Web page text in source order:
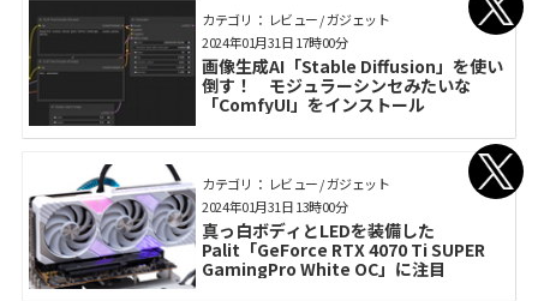
カテゴリ： レビュー / ガジェット
画像生成AI「Stable Diffusion」を使い
倒す！ モジュラーシンセみたいな
「ComfyUI」をインストール
2024年01月31日 17時00分
カテゴリ： レビュー / ガジェット
真っ白ボディとLEDを装備した
Palit「GeForce RTX 4070 Ti SUPER
GamingPro White OC」に注目
2024年01月31日 13時00分